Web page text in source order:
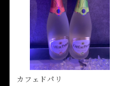
カフェドパリ